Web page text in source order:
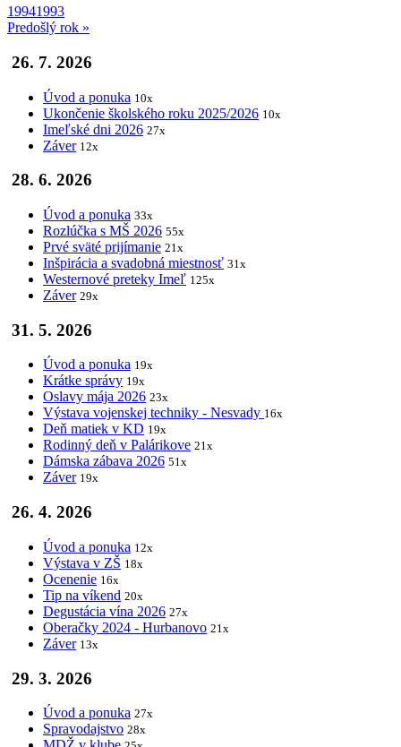
19941993
Predošlý rok »
26. 7. 2026
Úvod a ponuka 10x
Ukončenie školského roku 2025/2026 10x
Imeľské dni 2026 27x
Záver 12x
28. 6. 2026
Úvod a ponuka 33x
Rozlúčka s MŠ 2026 55x
Prvé sväté prijímanie 21x
Inšpirácia a svadobná miestnosť 31x
Westernové preteky Imeľ 125x
Záver 29x
31. 5. 2026
Úvod a ponuka 19x
Krátke správy 19x
Oslavy mája 2026 23x
Výstava vojenskej techniky - Nesvady 16x
Deň matiek v KD 19x
Rodinný deň v Palárikove 21x
Dámska zábava 2026 51x
Záver 19x
26. 4. 2026
Úvod a ponuka 12x
Výstava v ZŠ 18x
Ocenenie 16x
Tip na víkend 20x
Degustácia vína 2026 27x
Oberačky 2024 - Hurbanovo 21x
Záver 13x
29. 3. 2026
Úvod a ponuka 27x
Spravodajstvo 28x